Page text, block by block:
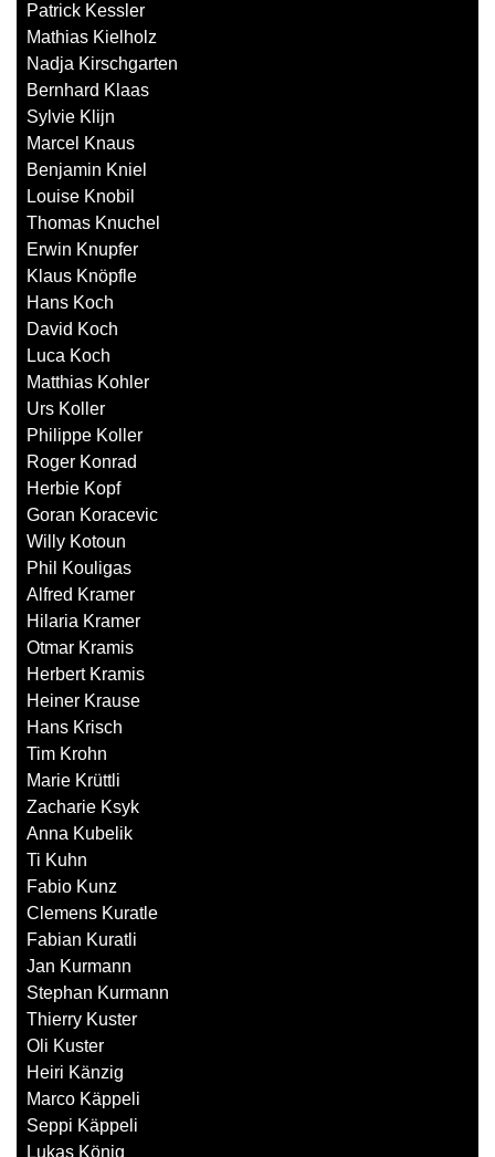
Patrick Kessler
Mathias Kielholz
Nadja Kirschgarten
Bernhard Klaas
Sylvie Klijn
Marcel Knaus
Benjamin Kniel
Louise Knobil
Thomas Knuchel
Erwin Knupfer
Klaus Knöpfle
Hans Koch
David Koch
Luca Koch
Matthias Kohler
Urs Koller
Philippe Koller
Roger Konrad
Herbie Kopf
Goran Koracevic
Willy Kotoun
Phil Kouligas
Alfred Kramer
Hilaria Kramer
Otmar Kramis
Herbert Kramis
Heiner Krause
Hans Krisch
Tim Krohn
Marie Krüttli
Zacharie Ksyk
Anna Kubelik
Ti Kuhn
Fabio Kunz
Clemens Kuratle
Fabian Kuratli
Jan Kurmann
Stephan Kurmann
Thierry Kuster
Oli Kuster
Heiri Känzig
Marco Käppeli
Seppi Käppeli
Lukas König